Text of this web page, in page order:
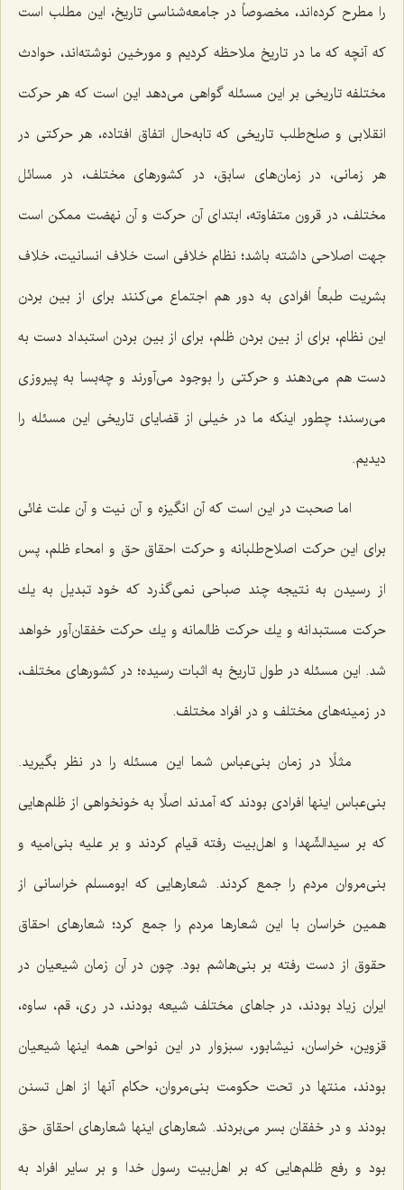
را مطرح كرده‌اند، مخصوصاً در جامعه‌شناسی تاریخ، این مطلب است
كه آنچه كه ما در تاریخ ملاحظه كردیم و مورخین نوشته‌اند، حوادث
مختلفه تاریخی بر این مسئله گواهی می‌دهد این است كه هر حركت
انقلابی و صلح‌طلب تاریخی كه تابه‌حال اتفاق افتاده، هر حركتی در
هر زمانی، در زمان‌های سابق، در كشورهای مختلف، در مسائل
مختلف، در قرون متفاوته، ابتدای آن حركت و آن نهضت ممكن است
جهت اصلاحی داشته باشد؛ نظام خلافی است خلاف انسانیت، خلاف
بشریت طبعاً افرادی به دور هم اجتماع می‌كنند برای از بین بردن
این نظام، برای از بین بردن ظلم، برای از بین بردن استبداد دست به
دست هم می‌دهند و حركتی را بوجود می‌آورند و چه‌بسا به پیروزی
می‌رسند؛ چطور اینكه ما در خیلی از قضایای تاریخی این مسئله را
دیدیم.
اما صحبت در این است كه آن انگیزه و آن نیت و آن علت غائی
برای این حركت اصلاح‌طلبانه و حركت احقاق حق و امحاء ظلم، پس
از رسیدن به نتیجه چند صباحی نمی‌گذرد كه خود تبدیل به یك
حركت مستبدانه و یك حركت ظالمانه و یك حركت خفقان‌آور خواهد
شد. این مسئله در طول تاریخ به اثبات رسیده؛ در كشورهای مختلف،
در زمینه‌های مختلف و در افراد مختلف.
مثلًا در زمان بنی‌عباس شما این مسئله را در نظر بگیرید.
بنی‌عباس اینها افرادی بودند كه آمدند اصلًا به خونخواهی از ظلم‌هایی
كه بر سیدالشّهدا و اهل‌بیت رفته قیام كردند و بر علیه بنی‌امیه و
بنی‌مروان مردم را جمع كردند. شعارهایی كه ابومسلم خراسانی از
همین خراسان با این شعارها مردم را جمع كرد؛ شعارهای احقاق
حقوق از دست رفته بر بنی‌هاشم بود. چون در آن زمان شیعیان در
ایران زیاد بودند، در جاهای مختلف شیعه بودند، در ری، قم، ساوه،
قزوین، خراسان، نیشابور، سبزوار در این نواحی همه اینها شیعیان
بودند، منتها در تحت حكومت بنی‌مروان، حكام آنها از اهل تسنن
بودند و در خفقان بسر می‌بردند. شعارهای اینها شعارهای احقاق حق
بود و رفع ظلم‌هایی كه بر اهل‌بیت رسول خدا و بر سایر افراد به